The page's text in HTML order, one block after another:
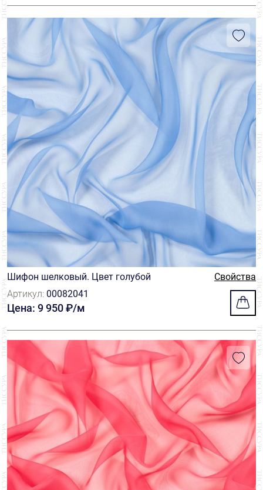
Органза
Стрейч
Анималистический 15
Волны
Геометрия
Горох
Клетка
Однотонный 196
Омбре/Деграде 25
Орнамент 4
Пейсли 6
Полоска
Птицы 2
Растения 6
Цветы 151
Hi-Tech 1
Аппликация 1
Вышивка
Металлический Эффект
Пайетки 5
СТРАНА
Великобритания
Италия 271
Франция 68
Швейцария 106
БРЕНД
Binda
Carnet 69
Fasac 38
Henry Bertrand 4
Jakob Schlaepfer 106
Ostinelli 2
Ruffo Coli 39
Taroni 115
ЦЕНА
₽
Шифон шелковый. Цвет голубой
Свойства
Артикул: 00082041
Цена: 9 950 ₽/м